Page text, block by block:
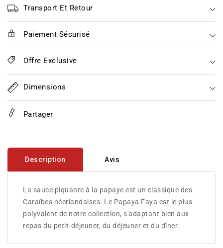
(72%
(72%
Transport Et Retour
Paiement Sécurisé
Offre Exclusive
Dimensions
Partager
Description Avis
La sauce piquante à la papaye est un classique des
Caraïbes néerlandaises. Le Papaya Faya est le plus
polyvalent de notre collection, s'adaptant bien aux
repas du petit-déjeuner, du déjeuner et du dîner.